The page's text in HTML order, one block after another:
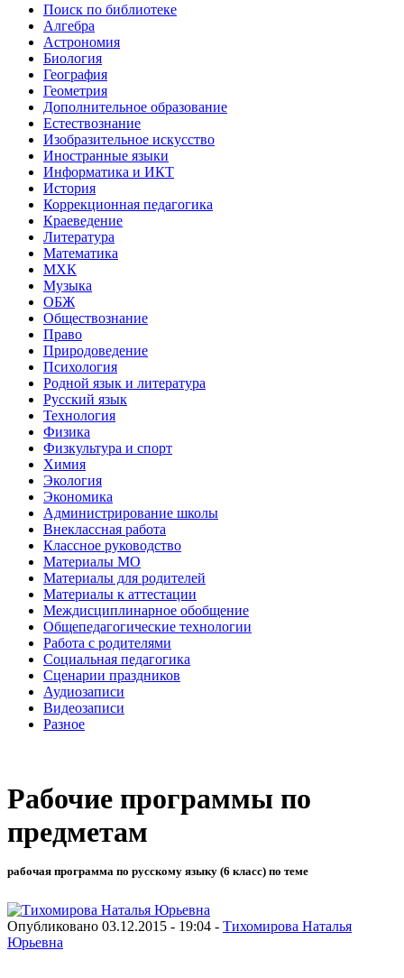
Поиск по библиотеке
Алгебра
Астрономия
Биология
География
Геометрия
Дополнительное образование
Естествознание
Изобразительное искусство
Иностранные языки
Информатика и ИКТ
История
Коррекционная педагогика
Краеведение
Литература
Математика
МХК
Музыка
ОБЖ
Обществознание
Право
Природоведение
Психология
Родной язык и литература
Русский язык
Технология
Физика
Физкультура и спорт
Химия
Экология
Экономика
Администрирование школы
Внеклассная работа
Классное руководство
Материалы МО
Материалы для родителей
Материалы к аттестации
Междисциплинарное обобщение
Общепедагогические технологии
Работа с родителями
Социальная педагогика
Сценарии праздников
Аудиозаписи
Видеозаписи
Разное
Рабочие программы по
предметам
рабочая программа по русскому языку (6 класс) по теме
Опубликовано 03.12.2015 - 19:04 - Тихомирова Наталья
Юрьевна